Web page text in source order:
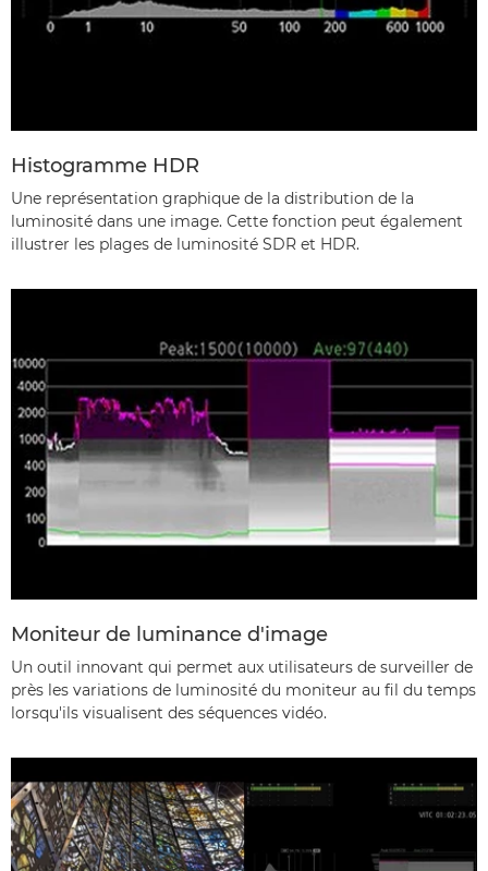
Histogramme HDR
Une représentation graphique de la distribution de la
luminosité dans une image. Cette fonction peut également
illustrer les plages de luminosité SDR et HDR.
Moniteur de luminance d'image
Un outil innovant qui permet aux utilisateurs de surveiller de
près les variations de luminosité du moniteur au fil du temps
lorsqu'ils visualisent des séquences vidéo.